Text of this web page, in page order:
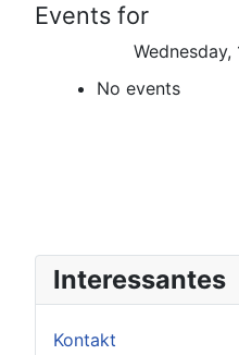
Events for
No events
Interessantes
Kontakt